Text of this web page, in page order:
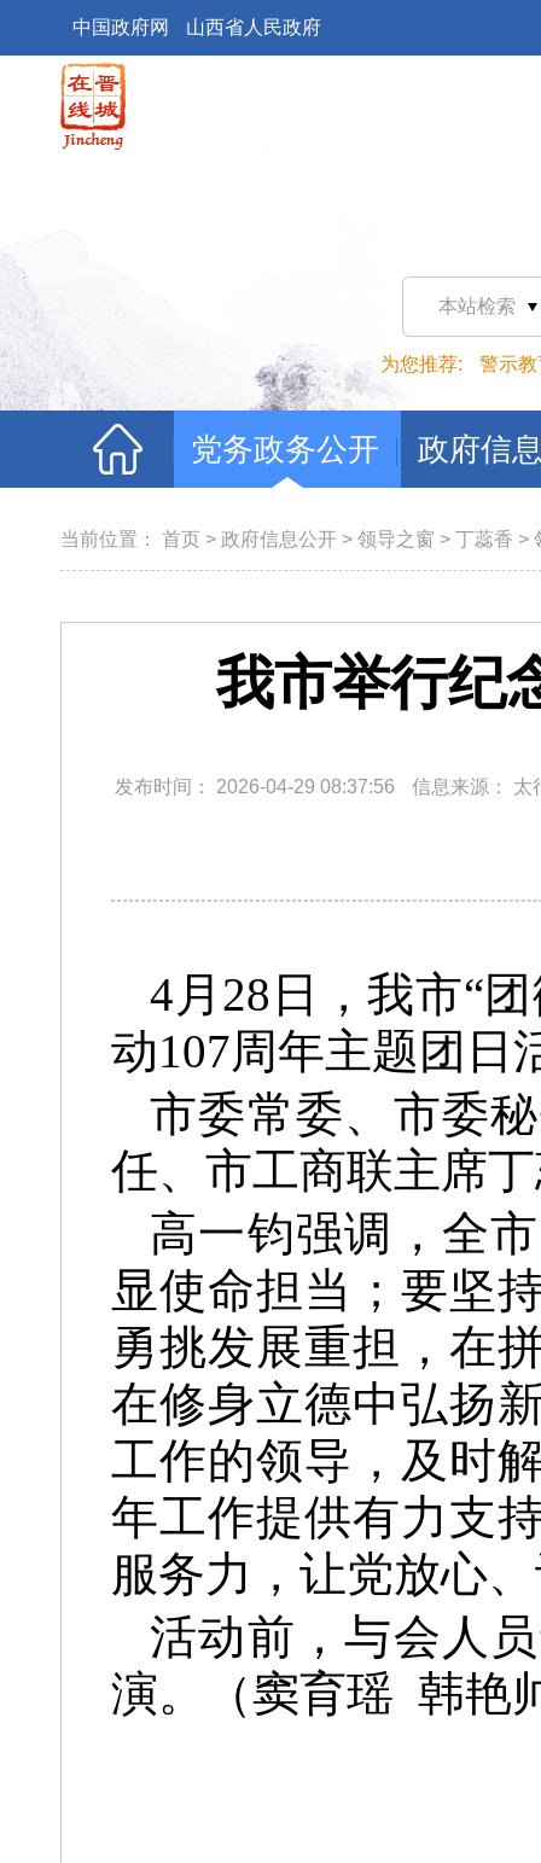
中国政府网 山西省人民政府
本站检索
为您推荐: 警示教
党务政务公开 政府信
当前位置： 首页 > 政府信息公开 > 领导之窗 > 丁蕊香 >
我市举行纪
发布时间： 2026-04-29 08:37:56 信息来源： 太
4月28日，我市“
动107周年主题团日
市委常委、市委
任、市工商联主席
高一钧强调，全
显使命担当；要坚
勇挑发展重担，在
在修身立德中弘扬
工作的领导，及时
年工作提供有力支
服务力，让党放心
活动前，与会人
演。（窦育瑶 韩艳